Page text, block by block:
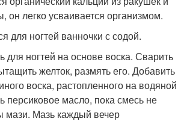
он легко усваивается организмом.
для ногтей ванночки с содой.
для ногтей на основе воска. Сварить
желток, размять его. Добавить
воска, растопленного на водяной
персиковое масло, пока смесь не
мази. Мазь каждый вечер